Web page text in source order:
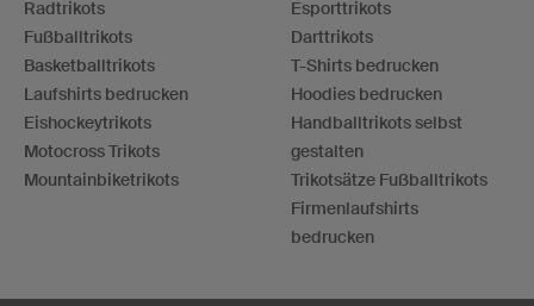
Radtrikots
Fußballtrikots
Basketballtrikots
Laufshirts bedrucken
Eishockeytrikots
Motocross Trikots
Mountainbiketrikots
Esporttrikots
Darttrikots
T-Shirts bedrucken
Hoodies bedrucken
Handballtrikots selbst
gestalten
Trikotsätze Fußballtrikots
Firmenlaufshirts
bedrucken